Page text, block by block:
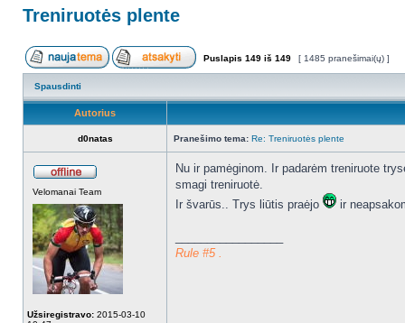
Treniruotės plente
Puslapis 149 iš 149 [ 1485 pranešimai(ų) ]
Spausdinti
Autorius
d0natas Pranešimo tema: Re: Treniruotės plente
Velomanai Team
Užsiregistravo: 2015-03-10
Nu ir pamėginom. Ir padarėm treniruote
smagi treniruotė.
Ir švarūs.. Trys liūtis praėjo
ir
Rule #5 .